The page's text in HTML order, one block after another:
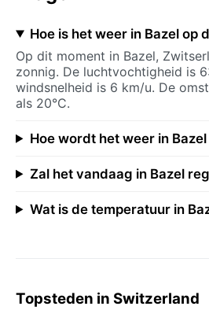
Hoe is het weer in Bazel op
Op dit moment in Bazel,
zonnig. De luchtvochtigheid is
windsnelheid is 6 km/u. De
als 20°C.
Hoe wordt het weer in
Zal het vandaag in Bazel
Wat is de temperatuur in
Topsteden in Switzerland